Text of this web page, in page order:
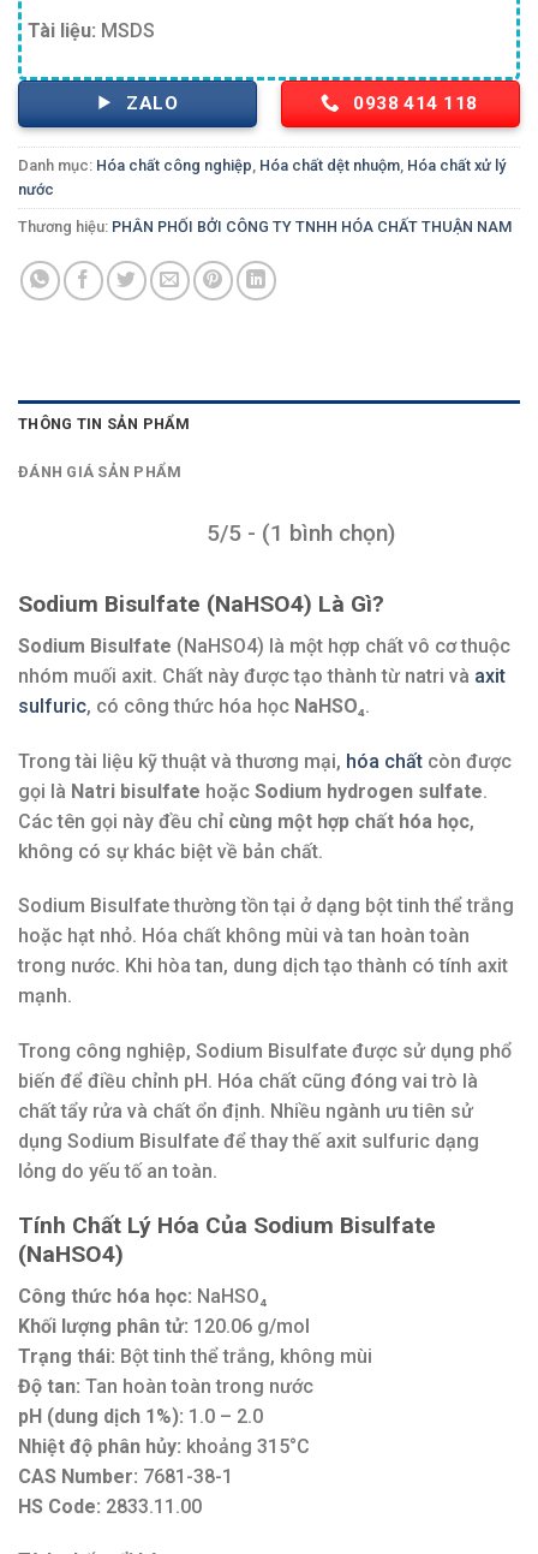
Tài liệu: MSDS
ZALO 0938 414 118
Danh mục: Hóa chất công nghiệp, Hóa chất dệt nhuộm, Hóa chất xử lý
nước
Thương hiệu: PHÂN PHỐI BỞI CÔNG TY TNHH HÓA CHẤT THUẬN NAM
THÔNG TIN SẢN PHẨM
ĐÁNH GIÁ SẢN PHẨM
5/5 - (1 bình chọn)
Sodium Bisulfate (NaHSO4) Là Gì?
Sodium Bisulfate (NaHSO4) là một hợp chất vô cơ thuộc
nhóm muối axit. Chất này được tạo thành từ natri và axit
sulfuric, có công thức hóa học NaHSO₄.
Trong tài liệu kỹ thuật và thương mại, hóa chất còn được
gọi là Natri bisulfate hoặc Sodium hydrogen sulfate.
Các tên gọi này đều chỉ cùng một hợp chất hóa học,
không có sự khác biệt về bản chất.
Sodium Bisulfate thường tồn tại ở dạng bột tinh thể trắng
hoặc hạt nhỏ. Hóa chất không mùi và tan hoàn toàn
trong nước. Khi hòa tan, dung dịch tạo thành có tính axit
mạnh.
Trong công nghiệp, Sodium Bisulfate được sử dụng phổ
biến để điều chỉnh pH. Hóa chất cũng đóng vai trò là
chất tẩy rửa và chất ổn định. Nhiều ngành ưu tiên sử
dụng Sodium Bisulfate để thay thế axit sulfuric dạng
lỏng do yếu tố an toàn.
Tính Chất Lý Hóa Của Sodium Bisulfate
(NaHSO4)
Công thức hóa học: NaHSO₄
Khối lượng phân tử: 120.06 g/mol
Trạng thái: Bột tinh thể trắng, không mùi
Độ tan: Tan hoàn toàn trong nước
pH (dung dịch 1%): 1.0 – 2.0
Nhiệt độ phân hủy: khoảng 315°C
CAS Number: 7681-38-1
HS Code: 2833.11.00